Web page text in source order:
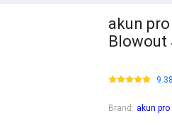
akun
Blowout
Brand : akun